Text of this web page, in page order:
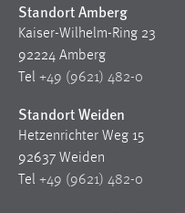
Standort Amberg
Kaiser-Wilhelm-Ring 23
92224 Amberg
Tel +49 (9621) 482-0
Standort Weiden
Hetzenrichter Weg 15
92637 Weiden
Tel +49 (9621) 482-0